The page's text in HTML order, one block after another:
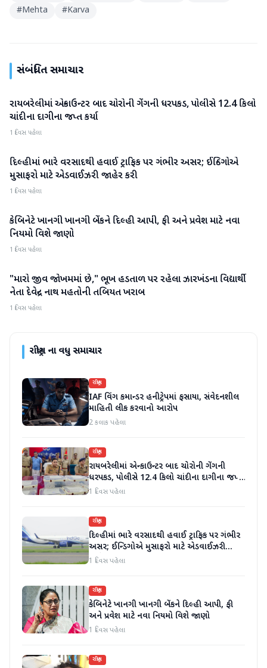
#Mehta #Karva
સંબંધિત સમાચાર
રાષ્ટ્રીય
રાયબરેલીમાં એન્કાઉન્ટર બાદ ચોરોની ગેંગની ધરપકડ, પોલીસે 12.4 કિલો
ચાંદીના દાગીના જપ્ત કર્યા
1 દિવસ પહેલા
રાષ્ટ્રીય
દિલ્હીમાં ભારે વરસાદથી હવાઈ ટ્રાફિક પર ગંભીર અસર; ઈન્ડિગોએ
મુસાફરો માટે એડવાઈઝરી જાહેર કરી
1 દિવસ પહેલા
રાષ્ટ્રીય
કેબિનેટે ખાનગી ખાનગી બેંકને દિલ્હી આપી, ફી અને પ્રવેશ માટે નવા
નિયમો વિશે જાણો
1 દિવસ પહેલા
રાષ્ટ્રીય
"મારો જીવ જોખમમાં છે," ભૂખ હડતાળ પર રહેલા ઝારખંડના વિદ્યાર્થી
નેતા દેવેન્દ્ર નાથ મહતોની તબિયત ખરાબ
1 દિવસ પહેલા
રાષ્ટ્રીયના વધુ સમાચાર
રાષ્ટ્રીય
IAF વિંગ કમાન્ડર હનીટ્રેપમાં ફસાયા, સંવેદનશીલ
માહિતી લીક કરવાનો આરોપ
2 કલાક પહેલા
રાષ્ટ્રીય
રાયબરેલીમાં એન્કાઉન્ટર બાદ ચોરોની ગેંગની
ધરપકડ, પોલીસે 12.4 કિલો ચાંદીના દાગીના જપ્ત
કર્યા
1 દિવસ પહેલા
રાષ્ટ્રીય
દિલ્હીમાં ભારે વરસાદથી હવાઈ ટ્રાફિક પર ગંભીર
અસર; ઈન્ડિગોએ મુસાફરો માટે એડવાઈઝરી
જાહેર કરી
1 દિવસ પહેલા
રાષ્ટ્રીય
કેબિનેટે ખાનગી ખાનગી બેંકને દિલ્હી આપી, ફી
અને પ્રવેશ માટે નવા નિયમો વિશે જાણો
1 દિવસ પહેલા
રાષ્ટ્રીય